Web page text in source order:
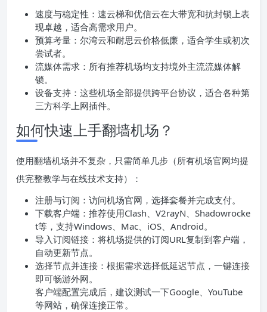
速度与稳定性：速云梯和优信云在大带宽和抗封锁上表
现卓越，适合高需求用户。
预算考量：尔湾云和耐思云价格低廉，适合学生或初次
尝试者。
流媒体需求：所有推荐机场均支持境外主流流媒体解
锁。
设备支持：这些机场全部提供跨平台协议，适合各种第
三方科学上网插件。
如何快速上手翻墙机场？
使用翻墙机场并不复杂，只需简单几步（所有机场官网均提
供完整教学与在线技术支持）：
注册与订阅：访问机场官网，选择套餐并完成支付。
下载客户端：推荐使用Clash、V2rayN、Shadowrocke
t等，支持Windows、Mac、iOS、Android。
导入订阅链接：将机场提供的订阅URL复制到客户端，
自动更新节点。
选择节点并连接：根据需求选择低延迟节点，一键连接
即可畅游外网。
客户端配置完成后，建议测试一下Google、YouTube
等网站，确保连接正常。